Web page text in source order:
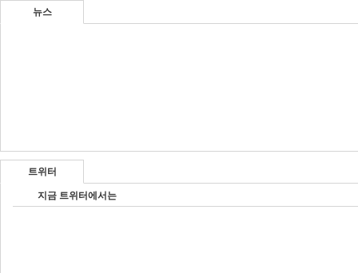
뉴스
트위터
지금 트위터에서는